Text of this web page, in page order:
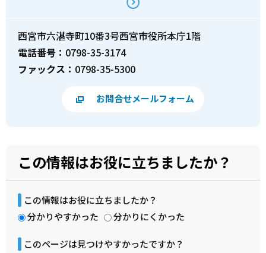
西宮市六湛寺町10番3号西宮市役所本庁1階
電話番号： 0798-35-3174
ファックス： 0798-35-5300
お問合せメールフォーム
この情報はお役に立ちましたか？
この情報はお役に立ちましたか？
分かりやすかった
分かりにくかった
このページは見つけやすかったですか？